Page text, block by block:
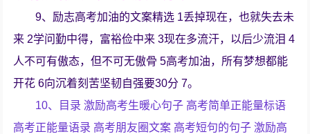
9、励志高考加油的文案精选 1丢掉现在，也就失去未
来 2学问勤中得，富裕俭中来 3现在多流汗，以后少流泪 4
人不可有傲态，但不可无傲骨 5高考加油，所有梦想都能
开花 6向沉着刻苦坚韧自强要30分 7。
10、目录 激励高考生暖心句子 高考简单正能量标语
高考正能量语录 高考朋友圈文案 高考短句的句子 激励高